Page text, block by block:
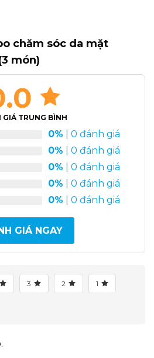
chăm sóc da mặt
món)
TRUNG BÌNH
0% | 0 đánh giá
0% | 0 đánh giá
0% | 0 đánh giá
0% | 0 đánh giá
0% | 0 đánh giá
GIÁ NGAY
3 2 1